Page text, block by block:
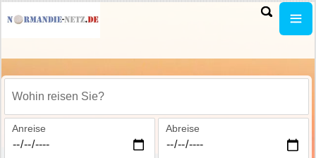
Wohin reisen Sie?
Anreise Abreise